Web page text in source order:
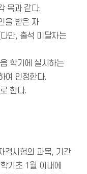
목과 같다.
을 받은 자
만, 출석 미달자는
학기에 실시하는
여 인정한다.
한다.
격시험의 과목, 기간
기초 1월 이내에